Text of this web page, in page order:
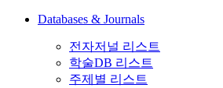
Databases & Journals
전자저널 리스트
학술DB 리스트
주제별 리스트